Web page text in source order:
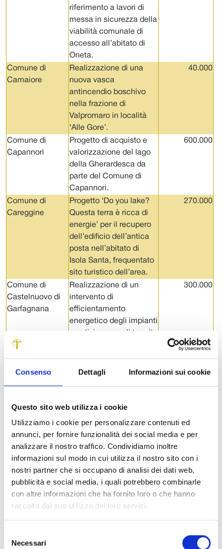
Consenso Dettagli Informazioni sui cookie
Questo sito web utilizza i cookie
Utilizziamo i cookie per personalizzare contenuti ed
annunci, per fornire funzionalità dei social media e per
analizzare il nostro traffico. Condividiamo inoltre
informazioni sul modo in cui utilizza il nostro sito con i
nostri partner che si occupano di analisi dei dati web,
pubblicità e social media, i quali potrebbero combinarle
con altre informazioni che ha fornito loro o che hanno
raccolto dal suo utilizzo dei loro servizi.
delNecessari
riferimento a lavori di
messa in sicurezza della
viabilità comunale di
accesso all’abitato di
Oneta.
Comune di
Camaiore
Realizzazione di una
nuova vasca
antincendio boschivo
nella frazione di
Valpromaro in località
‘Alle Gore’.
40.000
Comune di
Capannori
Progetto di acquisto e
valorizzazione del lago
della Gherardesca da
parte del Comune di
Capannori.
600.000
Comune di
Careggine
Progetto ‘Do you lake?
Questa terra è ricca di
energie’ per il recupero
dell’edificio dell’antica
posta nell’abitato di
Isola Santa, frequentato
sito turistico dell’area.
270.000
Comune di
Castelnuovo di
Garfagnana
Realizzazione di un
intervento di
efficientamento
energetico degli impianti
sportivi comunali tramite
connessa alla zona
300.000
Fabbriche di
rigenerazione urbana di
dismessa per finalità di